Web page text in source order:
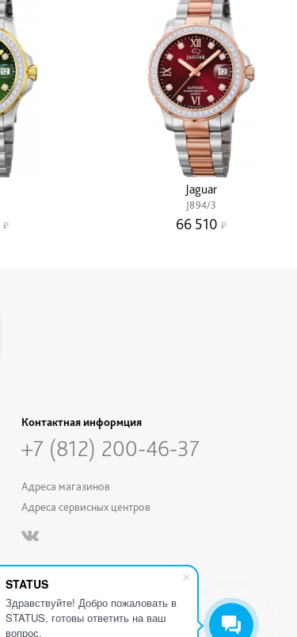
STATUS
Здравствуйте! Добро пожаловать в
STATUS, готовы ответить на ваш
вопрос.
Jaguar
J894/3
66 510
Контактная информция
+7 (812) 200-46-37
Адреса магазинов
Адреса сервисных центров